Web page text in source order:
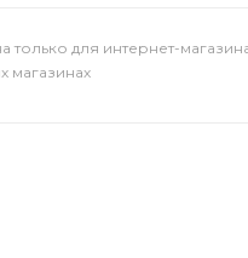
только для интернет-
магазинах